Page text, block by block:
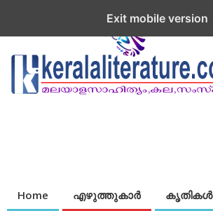
Home എഴുത്തുകാര്‍ കൃതികൾ
Exit mobile version